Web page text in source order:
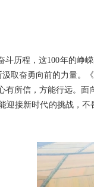
历程，这100年的峥
取奋勇向前的力量。
有所信，方能行远。面
新时代的挑战，不畏